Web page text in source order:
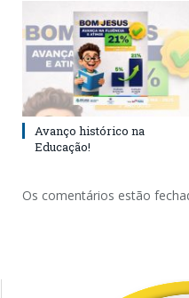
Avanço histórico na
Educação!
Os comentários estão